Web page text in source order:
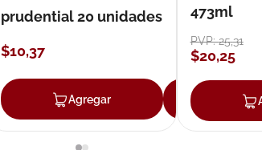
Agregar
prudential 20 unidades
$10,37
Agregar
473ml
PVP:25,31
$20,25